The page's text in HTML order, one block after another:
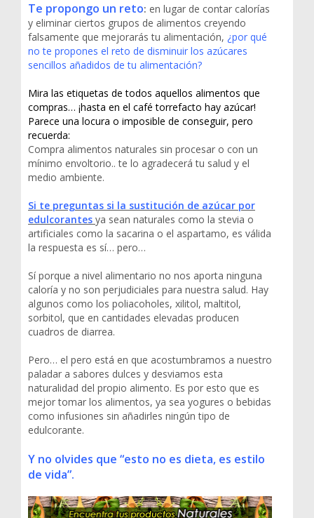
Te propongo un reto: en lugar de contar calorías
y eliminar ciertos grupos de alimentos creyendo
falsamente que mejorarás tu alimentación, ¿por qué
no te propones el reto de disminuir los azúcares
sencillos añadidos de tu alimentación?
Mira las etiquetas de todos aquellos alimentos que
compras… ¡hasta en el café torrefacto hay azúcar!
Parece una locura o imposible de conseguir, pero
recuerda:
Compra alimentos naturales sin procesar o con un
mínimo envoltorio.. te lo agradecerá tu salud y el
medio ambiente.
Si te preguntas si la sustitución de azúcar por
edulcorantes ya sean naturales como la stevia o
artificiales como la sacarina o el aspartamo, es válida
la respuesta es sí… pero…
Sí porque a nivel alimentario no nos aporta ninguna
caloría y no son perjudiciales para nuestra salud. Hay
algunos como los poliacoholes, xilitol, maltitol,
sorbitol, que en cantidades elevadas producen
cuadros de diarrea.
Pero… el pero está en que acostumbramos a nuestro
paladar a sabores dulces y desviamos esta
naturalidad del propio alimento. Es por esto que es
mejor tomar los alimentos, ya sea yogures o bebidas
como infusiones sin añadirles ningún tipo de
edulcorante.
Y no olvides que “esto no es dieta, es estilo
de vida”.